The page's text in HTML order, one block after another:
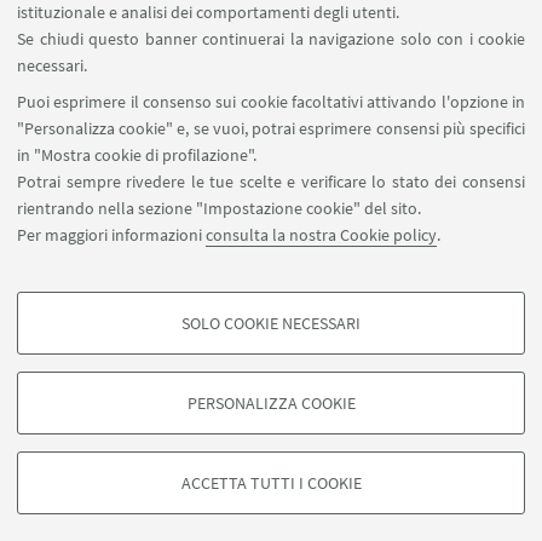
istituzionale e analisi dei comportamenti degli utenti.
Se chiudi questo banner continuerai la navigazione solo con i cookie
necessari.
Puoi esprimere il consenso sui cookie facoltativi attivando l'opzione in
"Personalizza cookie" e, se vuoi, potrai esprimere consensi più specifici
in "Mostra cookie di profilazione".
Potrai sempre rivedere le tue scelte e verificare lo stato dei consensi
rientrando nella sezione "Impostazione cookie" del sito.
Per maggiori informazioniconsulta la nostra Cookie policy.
COOKIE DI PROFILAZIONE - FACOLTATIVI
degli utenti, creare profili in base al loro comportamento sul sito, per analisi
di marketing.
Google/Youtube Video
SOLO COOKIE NECESSARI
PERSONALIZZA COOKIE
ACCETTA TUTTI I COOKIE
IN EVIDENZA
🪪 Fai la tessera CUSB
🌀Torna alla pagina dei corsi
Seguici su:
Privacy- Note legali -Impostazioni Cookie